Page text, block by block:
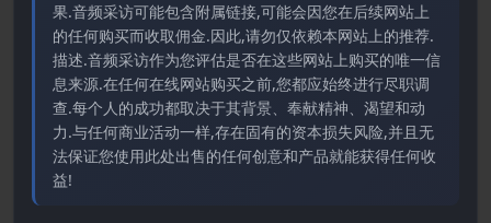
果.音频采访可能包含附属链接,可能会因您在后续网站上
的任何购买而收取佣金.因此,请勿仅依赖本网站上的推荐.
描述.音频采访作为您评估是否在这些网站上购买的唯一信
息来源.在任何在线网站购买之前,您都应始终进行尽职调
查.每个人的成功都取决于其背景、奉献精神、渴望和动
力.与任何商业活动一样,存在固有的资本损失风险,并且无
法保证您使用此处出售的任何创意和产品就能获得任何收
益!